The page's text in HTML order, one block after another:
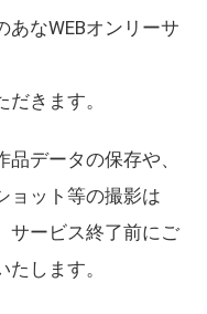
なWEBオンリーサ
きます。
データの保存や、
ョット等の撮影は
サービス終了前にご
します。